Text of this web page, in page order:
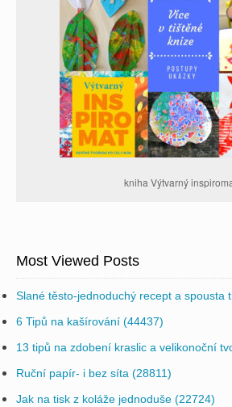
kniha Výtvarný
Most Viewed Posts
Slané těsto-jednoduchý recept a spousta
6 Tipů na kašírování (44437)
13 tipů na zdobení kraslic a velikonoční
Ruční papír- i bez síta (28811)
Jak na tisk z koláže jednoduše (22724)